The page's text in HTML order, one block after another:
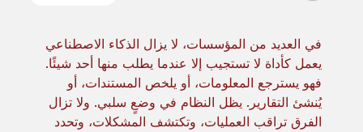
في العديد من المؤسسات، لا يزال الذكاء الاصطناعي
يعمل كأداة لا تستجيب إلا عندما يطلب منها أحد شيئًا.
فهو يسترجع المعلومات، أو يلخص المستندات، أو
يُنشئ التقارير. يظل النظام في وضعٍ سلبي. ولا تزال
الفرق تراقب العمليات، وتكتشف المشكلات، وتحدد